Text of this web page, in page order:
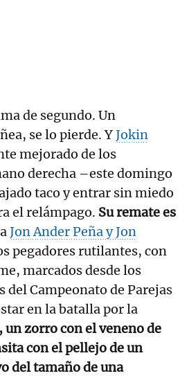
de segundo. Un
se lo pierde. YJokin
mejorado de los
derecha –este domingo
taco y entrar sin miedo
el relámpago. Su remate es
Jon Ander Peña y Jon
pegadores rutilantes, con
marcados desde los
Campeonato de Parejas
en la batalla por la
zorro con el veneno de
con el pellejo de un
del tamaño de una